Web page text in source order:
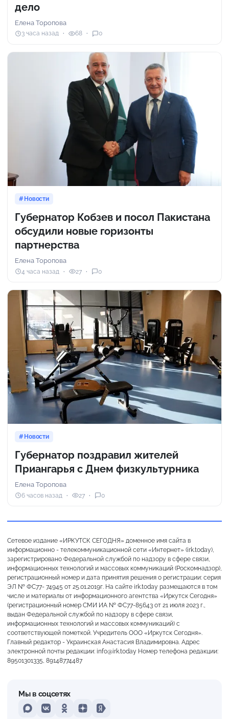
дело
Елена Торопова
3 часа назад 68 0
Новости
Губернатор Кобзев и посол Пакистана
обсудили новые горизонты
партнерства
Елена Торопова
4 часа назад 27 0
Новости
Губернатор поздравил жителей
Приангарья с Днем физкультурника
Елена Торопова
6 часов назад 27 0
Сетевое издание «ИРКУТСК СЕГОДНЯ» доменное имя сайта в
информационно - телекоммуникационной сети «Интернет» (irk.today),
зарегистрировано Федеральной службой по надзору в сфере связи,
информационных технологий и массовых коммуникаций (Роскомнадзор),
регистрационный номер и дата принятия решения о регистрации: серия
ЭЛ № ФС77- 74945 от 25.01.2019г. На сайте irk.today размещаются в том
числе и материалы от информационного агентства «Иркутск Сегодня»
(регистрационный номер СМИ ИА № ФС77-85643 от 21 июля 2023 г.,
выдан Федеральной службой по надзору в сфере связи,
информационных технологий и массовых коммуникаций) с
соответствующей пометкой. Учредитель ООО «Иркутск Сегодня».
Главный редактор - Украинская Анастасия Владимировна. Адрес
электронной почты редакции: info@irk.today Номер телефона редакции:
89501301335, 89148774487
Мы в соцсетях
MAXVKontakteOdnoklassniki
DzenYandex